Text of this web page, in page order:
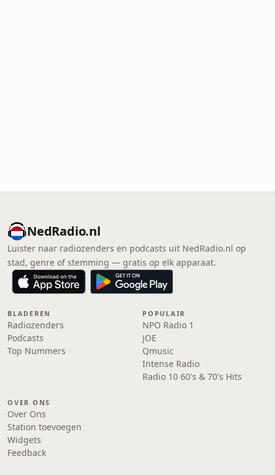
NedRadio.nl
Luister naar radiozenders en podcasts uit NedRadio.nl op
stad, genre of stemming — gratis op elk apparaat.
BLADEREN
Radiozenders
Podcasts
Top Nummers
POPULAIR
NPO Radio 1
JOE
Qmusic
Intense Radio
Radio 10 60's & 70's Hits
OVER ONS
Over Ons
Station toevoegen
Widgets
Feedback